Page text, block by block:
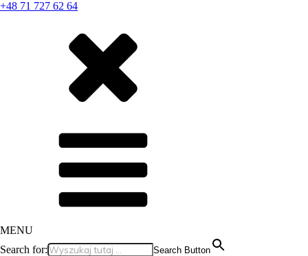
+48 71 727 62 64
MENU
Search for:
Search Button